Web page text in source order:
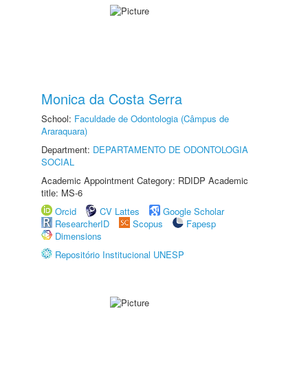
Monica da Costa Serra
School: Faculdade de Odontologia (Câmpus de
Araraquara)
Department: DEPARTAMENTO DE ODONTOLOGIA
SOCIAL
Academic Appointment Category: RDIDP Academic
title: MS-6
Orcid
CV Lattes
Google Scholar
ResearcherID
Scopus
Fapesp
Dimensions
Repositório Institucional UNESP